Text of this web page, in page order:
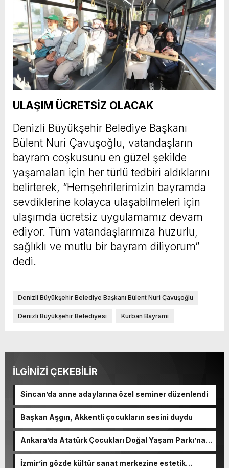
ULAŞIM ÜCRETSİZ OLACAK
Denizli Büyükşehir Belediye Başkanı
Bülent Nuri Çavuşoğlu, vatandaşların
bayram coşkusunu en güzel şekilde
yaşamaları için her türlü tedbiri aldıklarını
belirterek, “Hemşehrilerimizin bayramda
sevdiklerine kolayca ulaşabilmeleri için
ulaşımda ücretsiz uygulamamız devam
ediyor. Tüm vatandaşlarımıza huzurlu,
sağlıklı ve mutlu bir bayram diliyorum”
dedi.
Denizli Büyükşehir Belediye Başkanı Bülent Nuri Çavuşoğlu
Denizli Büyükşehir Belediyesi Kurban Bayramı
İLGİNİZİ ÇEKEBİLİR
Sincan’da anne adaylarına özel seminer düzenlendi
Başkan Aşgın, Akkentli çocukların sesini duydu
Ankara’da Atatürk Çocukları Doğal Yaşam Parkı’na
ziyaretçi akını
İzmir’in gözde kültür sanat merkezine estetik